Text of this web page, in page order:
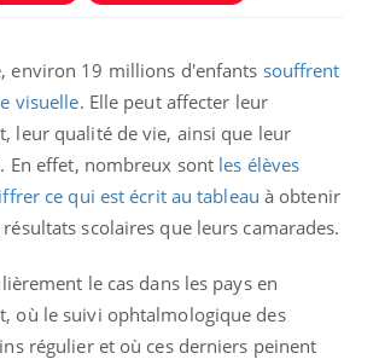
environ 19 millions d'enfants souffrent
visuelle. Elle peut affecter leur
leur qualité de vie, ainsi que leur
En effet, nombreux sont les élèves
ce qui est écrit au tableau à obtenir
scolaires que leurs camarades.
le cas dans les pays en
où le suivi ophtalmologique des
régulier et où ces derniers peinent